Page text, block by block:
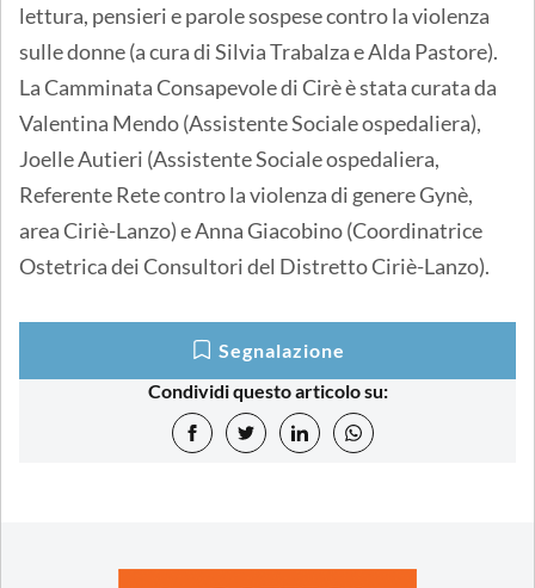
lettura, pensieri e parole sospese contro la violenza
sulle donne (a cura di Silvia Trabalza e Alda Pastore).
La Camminata Consapevole di Cirè è stata curata da
Valentina Mendo (Assistente Sociale ospedaliera),
Joelle Autieri (Assistente Sociale ospedaliera,
Referente Rete contro la violenza di genere Gynè,
area Ciriè-Lanzo) e Anna Giacobino (Coordinatrice
Ostetrica dei Consultori del Distretto Ciriè-Lanzo).
Segnalazione
Condividi questo articolo su: